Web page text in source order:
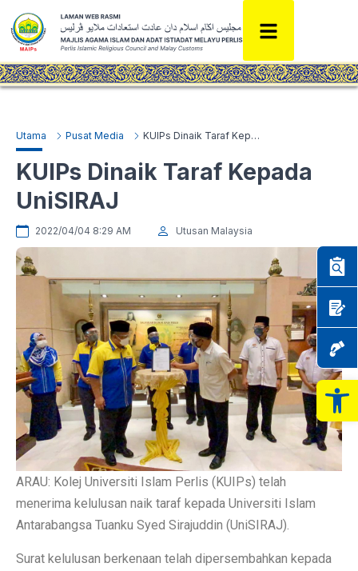
Utama Pusat Media KUIPs Dinaik Taraf Kepada UniSIRAJ
KUIPs Dinaik Taraf Kepada
UniSIRAJ
2022/04/04 8:29 AM Utusan Malaysia
ARAU: Kolej Universiti Islam Perlis (KUIPs) telah
menerima kelulusan naik taraf kepada Universiti Islam
Antarabangsa Tuanku Syed Sirajuddin (UniSIRAJ).
Surat kelulusan berkenaan telah dipersembahkan kepada